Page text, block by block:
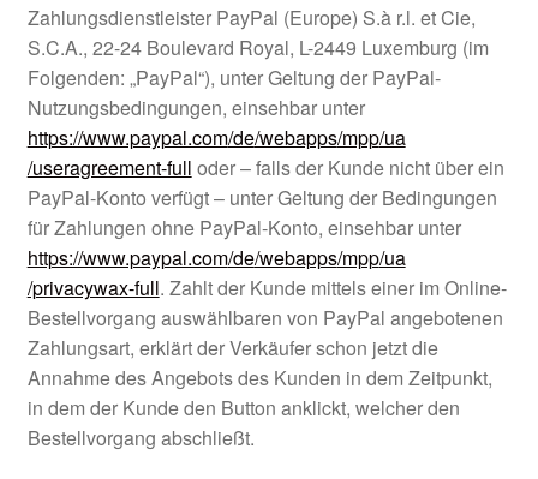
Zahlungsdienstleister PayPal (Europe) S.à r.l. et Cie,
S.C.A., 22-24 Boulevard Royal, L-2449 Luxemburg (im
Folgenden: „PayPal“), unter Geltung der PayPal-
Nutzungsbedingungen, einsehbar unter
https://www.paypal.com/de/webapps/mpp/ua
/useragreement-full oder – falls der Kunde nicht über ein
PayPal-Konto verfügt – unter Geltung der Bedingungen
für Zahlungen ohne PayPal-Konto, einsehbar unter
https://www.paypal.com/de/webapps/mpp/ua
/privacywax-full. Zahlt der Kunde mittels einer im Online-
Bestellvorgang auswählbaren von PayPal angebotenen
Zahlungsart, erklärt der Verkäufer schon jetzt die
Annahme des Angebots des Kunden in dem Zeitpunkt,
in dem der Kunde den Button anklickt, welcher den
Bestellvorgang abschließt.